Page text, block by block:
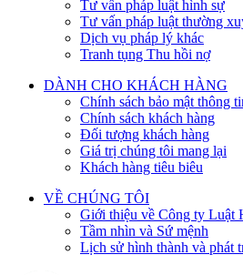
Tư vấn pháp luật hình sự
Tư vấn pháp luật thường
Dịch vụ pháp lý khác
Tranh tụng Thu hồi nợ
DÀNH CHO KHÁCH HÀNG
Chính sách bảo mật thông
Chính sách khách hàng
Đối tượng khách hàng
Giá trị chúng tôi mang lại
Khách hàng tiêu biêu
VỀ CHÚNG TÔI
Giới thiệu về Công ty Luật
Tầm nhìn và Sứ mệnh
Lịch sử hình thành và phát